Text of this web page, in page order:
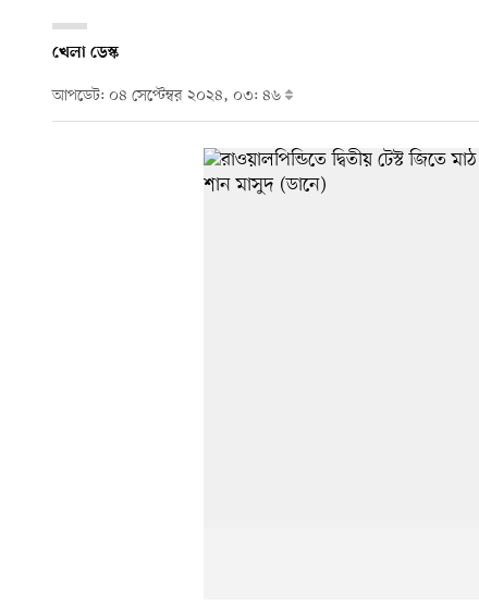
খেলা ডেস্ক
আপডেট: ০৪ সেপ্টেম্বর ২০২৪, ০৩: ৪৬